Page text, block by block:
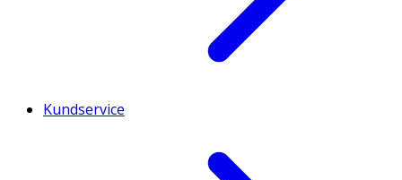
Kundservice